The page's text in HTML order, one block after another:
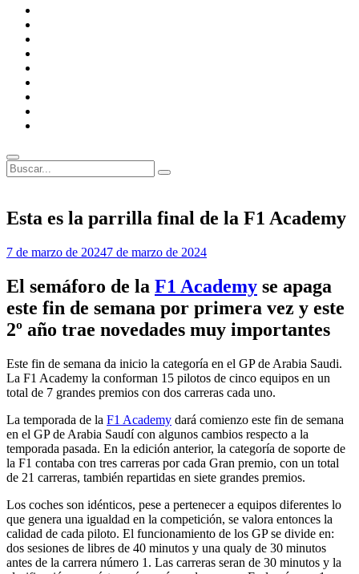
Buscar
Buscar:
sitio
Esta es la parrilla final de la F1 Academy
Por
González
7 de marzo de 20247 de marzo de 2024
El semáforo de la F1 Academy se apaga
este fin de semana por primera vez y este
2º año trae novedades muy importantes
Este fin de semana da inicio la categoría en el GP de Arabia Saudi.
La F1 Academy la conforman 15 pilotos de cinco equipos en un
total de 7 grandes premios con dos carreras cada uno.
La temporada de la F1 Academy dará comienzo este fin de semana
en el GP de Arabia Saudí con algunos cambios respecto a la
temporada pasada. En la edición anterior, la categoría de soporte de
la F1 contaba con tres carreras por cada Gran premio, con un total
de 21 carreras, también repartidas en siete grandes premios.
Los coches son idénticos, pese a pertenecer a equipos diferentes lo
que genera una igualdad en la competición, se valora entonces la
calidad de cada piloto. El funcionamiento de los GP se divide en:
dos sesiones de libres de 40 minutos y una qualy de 30 minutos
antes de la carrera número 1. Las carreras seran de 30 minutos y la